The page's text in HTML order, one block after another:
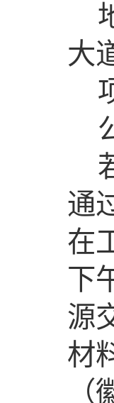
大
通
在
下
源
材